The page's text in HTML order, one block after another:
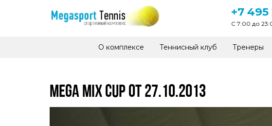
+7 495
C 7:00 до
О комплексе Теннисный клуб Тренеры
MEGA MIX CUP ОТ 27.10.2013